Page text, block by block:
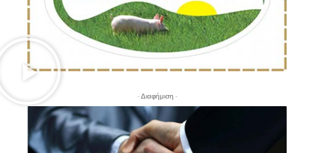
- Διαφήμιση -